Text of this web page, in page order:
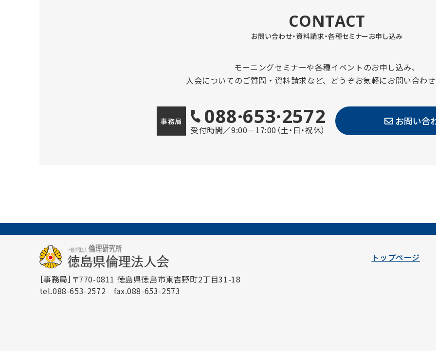
CONTACT
お問い合わせ・資料請求・各種セミナーお申し込み
モーニングセミナーや各種イベントのお申し込み、
入会についてのご質問・資料請求など、どうぞお気軽にお問い合わ
事務局 088·653·2572
受付時間／9:00－17:00（土・日・祝休）
お問い合
［事務局］ 〒770-0811 徳島県徳島市東吉野町2丁目31-18
tel.088-653-2572 fax.088-653-2573
トップページ